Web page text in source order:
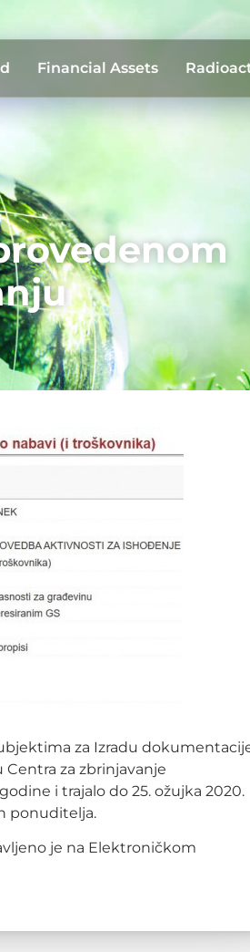
Financial Assets
za Izradu
za zbrinjavanje
i trajalo do 25. ožujka 2020.
ponuditelja.
je na Elektroničkom